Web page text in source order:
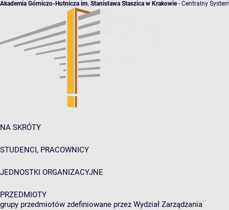
Akademia Górniczo-Hutnicza im. Stanisława Staszica w Krakowie- Centralny
NA SKRÓTY
STUDENCI, PRACOWNICY
JEDNOSTKI ORGANIZACYJNE
PRZEDMIOTY
grupy przedmiotów zdefiniowane przez Wydział Zarządzania